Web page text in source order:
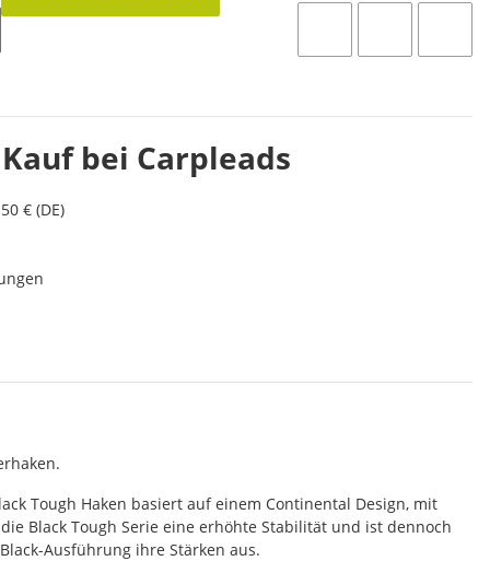
bei Carpleads
€ (DE)
Tough Haken basiert auf einem Continental Design, mit
Black Tough Serie eine erhöhte Stabilität und ist dennoch
Ausführung ihre Stärken aus.